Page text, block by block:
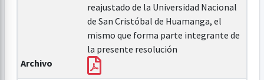
reajustado de la Universidad Nacional
de San Cristóbal de Huamanga, el
mismo que forma parte integrante de
la presente resolución
Archivo